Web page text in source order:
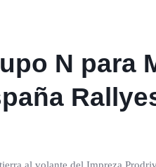
N para